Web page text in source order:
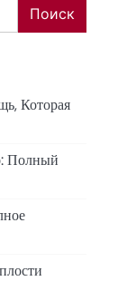
Поиск
Которая
Полный